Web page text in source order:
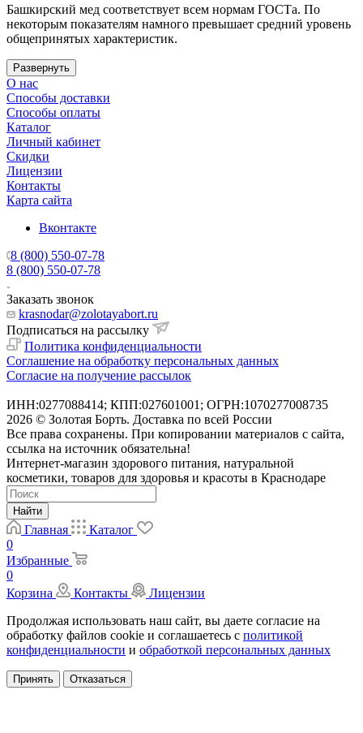
Башкирский мед соответствует всем нормам ГОСТа. По
некоторым показателям намного превышает средний уровень
общепринятых характеристик.
Развернуть
О нас
Способы доставки
Способы оплаты
Каталог
Личный кабинет
Скидки
Лицензии
Контакты
Карта сайта
Вконтакте
8 (800) 550-07-78
8 (800) 550-07-78
Заказать звонок
krasnodar@zolotayabort.ru
Подписаться на рассылку
Политика конфиденциальности
Соглашение на обработку персональных данных
Согласие на получение рассылок
ИНН:0277088414; КПП:027601001; ОГРН:1070277008735
2026 © Золотая Борть. Доставка по всей России
Все права сохранены. При копировании материалов с сайта,
ссылка на источник обязательна!
Интернет-магазин здорового питания, натуральной
косметики, товаров для здоровья и красоты в Краснодаре
Найти
Главная
Каталог
0
Избранные
0
Корзина
Контакты
Лицензии
Продолжая использовать наш сайт, вы даете согласие на
обработку файлов cookie и соглашаетесь с политикой
конфиденциальности и обработкой персональных данных
Принять Отказаться